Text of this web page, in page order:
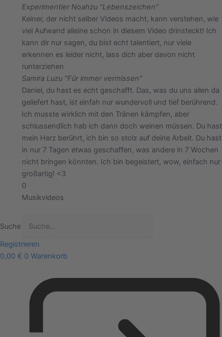
Experimentier Noahzu "Lebenszeichen"
Keiner, der nicht selber Videos macht, kann verstehen, wie
viel Aufwand alleine schon in diesem Video drinsteckt! Ich
kann dir nur sagen, du bist echt talentiert, nur viele
erkennen es leider nicht, lass dich aber davon nicht
runterziehen
Samira Luzu "Für immer vermissen"
Daniel, du hast es echt geschafft. Das, was du uns allen da
geliefert hast, ist einfah nur wundervoll und tief berührend.
Ich musste wirklich mit den Tränen kämpfen, aber
schlussendlich hab ich dann doch weinen müssen. Du hast
mein Herz berührt, ich bin so stolz auf deine Arbeit. Du hast
in nur 7 Tagen etwas geschaffen, was andere in 7 Wochen
nicht bringen könnten. Ich bin begeistert, wow, einfach nur
großartig! <3
0
Musikvideos
Suche
Registrieren
0,00 € 0 Warenkorb